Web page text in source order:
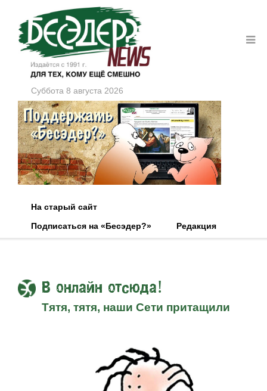
Суббота 8 августа 2026
На старый сайт
Подписаться на «Бесэдер?»
Редакция
В онлайн отсюда!
Тятя, тятя, наши Сети притащили